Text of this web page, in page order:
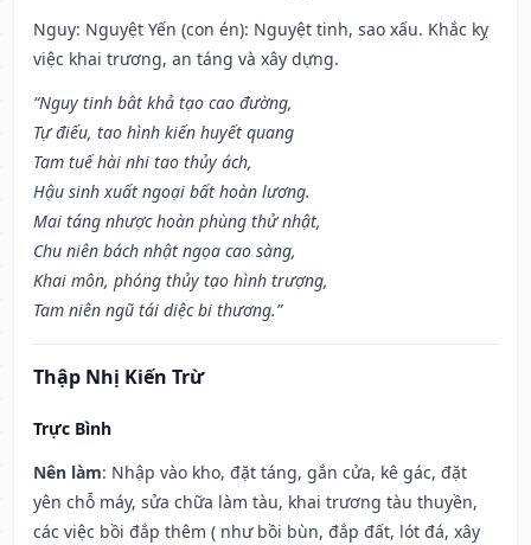
Nguy: Nguyệt Yến (con én): Nguyệt tinh, sao xấu. Khắc kỵ
việc khai trương, an táng và xây dựng.
“Nguy tinh bât khả tạo cao đường,
Tự điếu, tao hình kiến huyết quang
Tam tuế hài nhi tao thủy ách,
Hậu sinh xuất ngoại bất hoàn lương.
Mai táng nhược hoàn phùng thử nhật,
Chu niên bách nhật ngọa cao sàng,
Khai môn, phóng thủy tạo hình trượng,
Tam niên ngũ tái diệc bi thương.”
Thập Nhị Kiến Trừ
Trực Bình
Nên làm: Nhập vào kho, đặt táng, gắn cửa, kê gác, đặt
yên chỗ máy, sửa chữa làm tàu, khai trương tàu thuyền,
các việc bồi đắp thêm ( như bồi bùn, đắp đất, lót đá, xây